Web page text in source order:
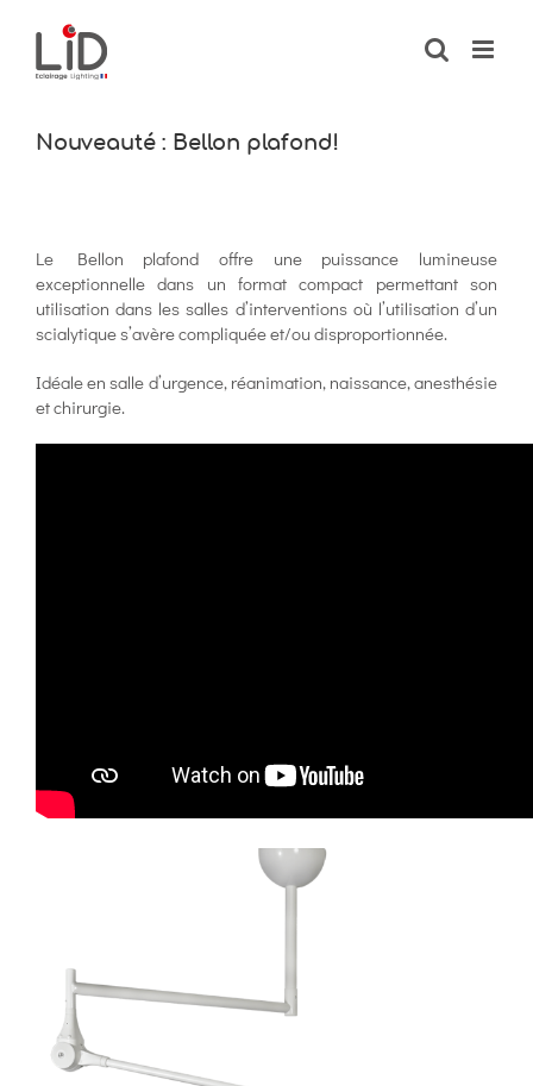
contenu
Nouveauté : Bellon plafond!
Le Bellon plafond offre une puissance lumineuse
exceptionnelle dans un format compact permettant son
utilisation dans les salles d’interventions où l’utilisation d’un
scialytique s’avère compliquée et/ou disproportionnée.
Idéale en salle d’urgence, réanimation, naissance, anesthésie
et chirurgie.